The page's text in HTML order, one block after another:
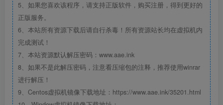
5、如果您喜欢该程序，请支持正版软件，购买注册，得到更好的
正版服务。
6、本站所有资源下载后请自行杀毒！所有资源站长均在虚拟机内
完成测试！
7、本站资源默认解压密码：www.aae.ink
8、如果不是此解压密码，注意看压缩包的注释，推荐使用winrar
进行解压！
9、Centos虚拟机镜像下载地址：https://www.aae.ink/35201.html